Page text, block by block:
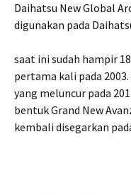
Daihatsu New Global
digunakan pada
saat ini sudah hampir
pertama kali pada
yang meluncur pada
bentuk Grand New
kembali disegarkan